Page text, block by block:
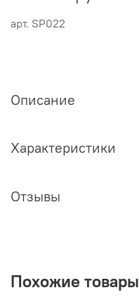
арт. SP022
Описание
Характеристики
Отзывы
Похожие товары